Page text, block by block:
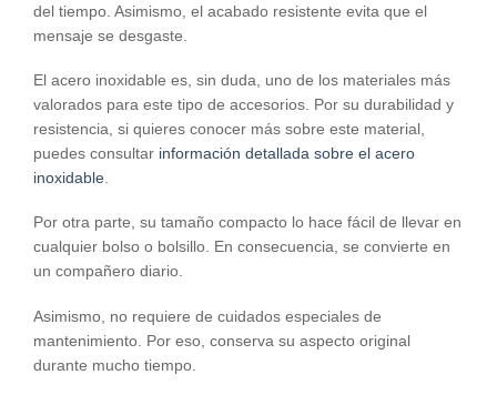
del tiempo. Asimismo, el acabado resistente evita que el
mensaje se desgaste.
El acero inoxidable es, sin duda, uno de los materiales más
valorados para este tipo de accesorios. Por su durabilidad y
resistencia, si quieres conocer más sobre este material,
puedes consultar información detallada sobre el acero
inoxidable.
Por otra parte, su tamaño compacto lo hace fácil de llevar en
cualquier bolso o bolsillo. En consecuencia, se convierte en
un compañero diario.
Asimismo, no requiere de cuidados especiales de
mantenimiento. Por eso, conserva su aspecto original
durante mucho tiempo.